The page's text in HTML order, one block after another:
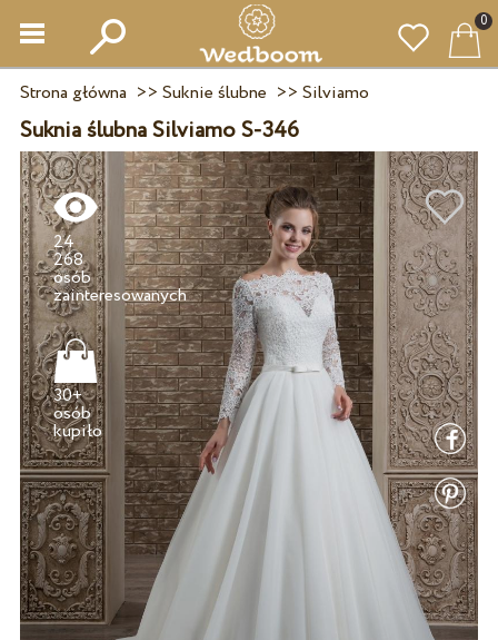
0
Strona główna >> Suknie ślubne >> Silviamo
Suknia ślubna Silviamo S-346
24
268
osób
zainteresowanych
30+
osób
kupiło